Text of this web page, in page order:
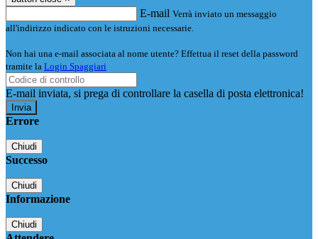
E-mail Verrà inviato un messaggio
all'indirizzo indicato con le istruzioni necessarie.
Non hai una e-mail associata al nome utente? Effettua il reset della password
tramite la Login Spaggiari
E-mail inviata, si prega di controllare la casella di posta elettronica!
Errore
Chiudi
Successo
Chiudi
Informazione
Chiudi